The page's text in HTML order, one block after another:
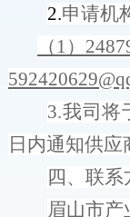
2.申请机
（ 1 ）
3.我司将
日内通知供应
四 、联系
眉山市产